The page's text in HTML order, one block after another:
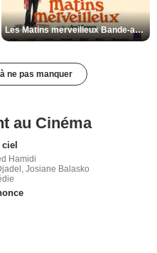
Les Matins merveilleux Bande-annonce VF
ne pas manquer
au Cinéma
Hamidi
Josiane Balasko